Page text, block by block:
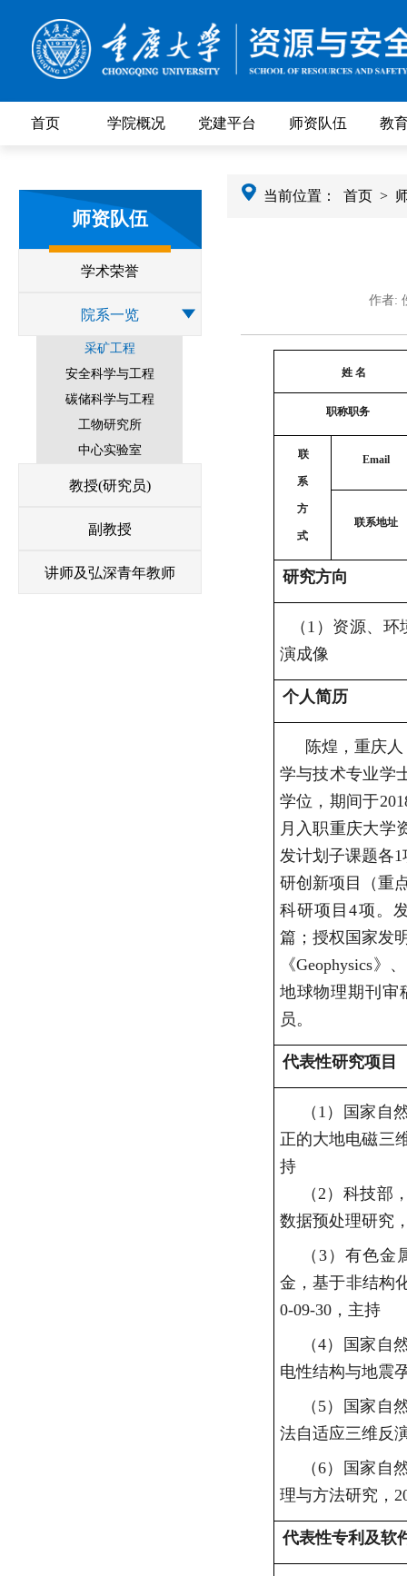
首页 学院概况 党建平台 师资队伍 教
师资队伍
学术荣誉
院系一览
采矿工程
安全科学与工程
碳储科学与工程
工物研究所
中心实验室
教授(研究员)
副教授
讲师及弘深青年教师
当前位置： 首页 >
作者:
姓 名
职称职务
联
系
方
式
Email
联系地址
研究方向
（ 1 ）资源、环
演成像
个人简历
陈煌，重庆
学与技术专业学
学位，期间于
月入职重庆大学
发计划子课题各1
研创新项目（重
科研项目4项。
篇；授权国家发
《Geophysics》
地球物理期刊审
员。
代表性研究项目
（1）
国家自
正的大地电磁三
持
（2） 科技部
数据预处理研究
（3） 有色金
金，基于非结构
0-09-30，主持
（4）
国家自
电性结构与地震
（5）
国家自
法自适应三维反
（6）
国家自
理与方法研究，
代表性专利及软